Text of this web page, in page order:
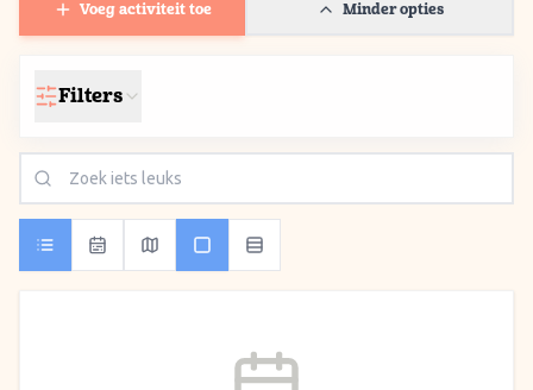
Voeg activiteit toe Minder opties
Filters